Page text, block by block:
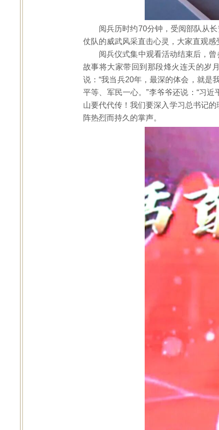
阅兵历时约70分钟，受阅部队从
仗队的威武风采直击心灵，大家直观
阅兵仪式集中观看活动结束后，
故事将大家带回到那段烽火连天的岁
说：“我当兵20年，最深的体会，就是
平等、军民一心。”李爷爷还说：“习
山要代代传！我们要深入学习总书记
阵热烈而持久的掌声。